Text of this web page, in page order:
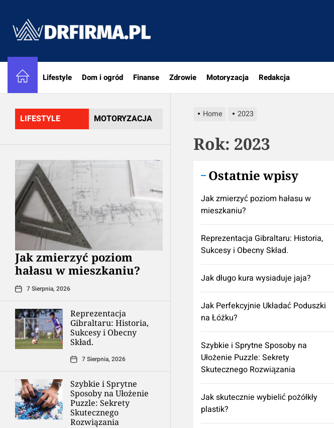
content
Lifestyle Dom i ogród Finanse Zdrowie Motoryzacja Redakcja
LIFESTYLE MOTORYZACJA
Jak zmierzyć poziom
hałasu w mieszkaniu?
7 Sierpnia, 2026
Reprezentacja
Gibraltaru: Historia,
Sukcesy i Obecny
Skład.
7 Sierpnia, 2026
Szybkie i Sprytne
Sposoby na Ułożenie
Puzzle: Sekrety
Skutecznego
Rozwiązania
Home 2023
Rok: 2023
Ostatnie wpisy
Jak zmierzyć poziom hałasu w
mieszkaniu?
Reprezentacja Gibraltaru: Historia,
Sukcesy i Obecny Skład.
Jak długo kura wysiaduje jaja?
Jak Perfekcyjnie Układać Poduszki
na Łóżku?
Szybkie i Sprytne Sposoby na
Ułożenie Puzzle: Sekrety
Skutecznego Rozwiązania
Jak skutecznie wybielić pożółkły
plastik?